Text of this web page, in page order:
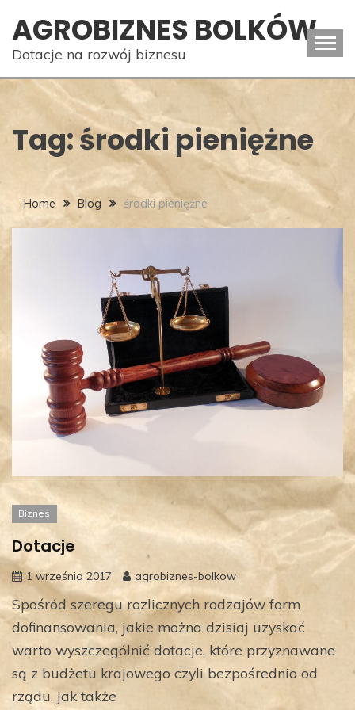
content
AGROBIZNES BOLKÓW
Dotacje na rozwój biznesu
Tag:środki pieniężne
Home Blog środki pieniężne
Biznes
Dotacje
1 września 2017 agrobiznes-bolkow
Spośród szeregu rozlicznych rodzajów form
dofinansowania, jakie można dzisiaj uzyskać
warto wyszczególnić dotacje, które przyznawane
są z budżetu krajowego czyli bezpośrednio od
rządu, jak także